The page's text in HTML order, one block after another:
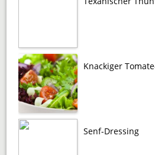
Knackiger
Senf-Dressing